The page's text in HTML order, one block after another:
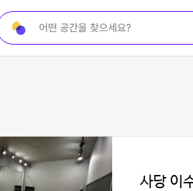
사당 이